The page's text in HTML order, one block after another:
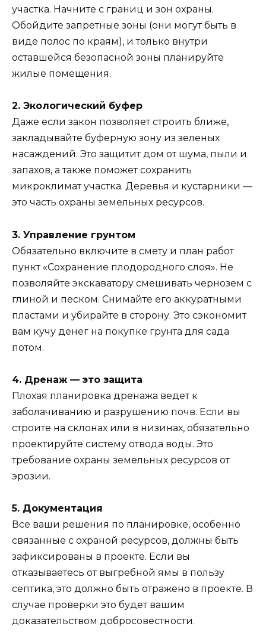
участка. Начните с границ и зон охраны.
Обойдите запретные зоны (они могут быть в
виде полос по краям), и только внутри
оставшейся безопасной зоны планируйте
жилые помещения.
2. Экологический буфер
Даже если закон позволяет строить ближе,
закладывайте буферную зону из зеленых
насаждений. Это защитит дом от шума, пыли и
запахов, а также поможет сохранить
микроклимат участка. Деревья и кустарники —
это часть охраны земельных ресурсов.
3. Управление грунтом
Обязательно включите в смету и план работ
пункт «Сохранение плодородного слоя». Не
позволяйте экскаватору смешивать чернозем с
глиной и песком. Снимайте его аккуратными
пластами и убирайте в сторону. Это сэкономит
вам кучу денег на покупке грунта для сада
потом.
4. Дренаж — это защита
Плохая планировка дренажа ведет к
заболачиванию и разрушению почв. Если вы
строите на склонах или в низинах, обязательно
проектируйте систему отвода воды. Это
требование охраны земельных ресурсов от
эрозии.
5. Документация
Все ваши решения по планировке, особенно
связанные с охраной ресурсов, должны быть
зафиксированы в проекте. Если вы
отказываетесь от выгребной ямы в пользу
септика, это должно быть отражено в проекте. В
случае проверки это будет вашим
доказательством добросовестности.